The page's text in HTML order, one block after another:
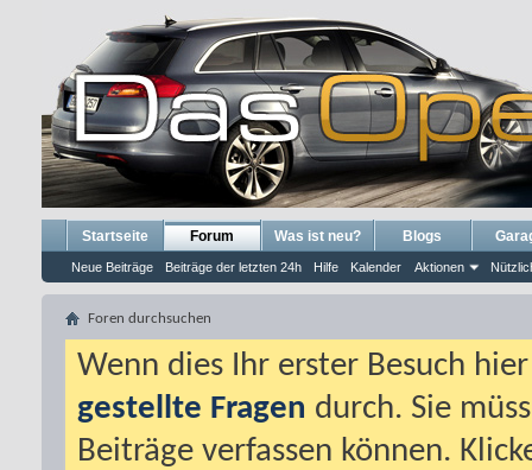
Startseite Forum
Neue Beiträge Beiträge der letzten 24h Hilfe Kalender Aktionen
Was ist neu? Blogs
Foren durchsuchen
Wenn dies Ihr erster Besuch
gestellte Fragen durch. Sie
Beiträge verfassen können.